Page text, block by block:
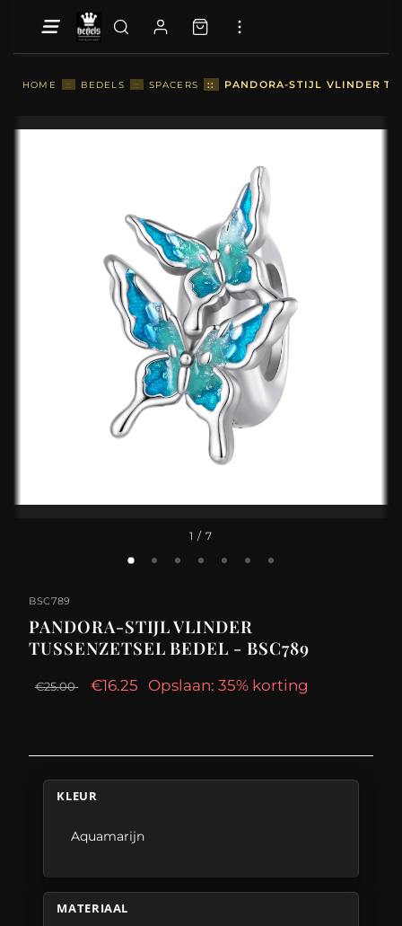
HOME :: BEDELS :: SPACERS :: PANDORA-STIJL VLINDER
1 / 7
BSC789
PANDORA-STIJL VLINDER
TUSSENZETSEL BEDEL - BSC789
€25.00 €16.25 Opslaan: 35% korting
KLEUR
Aquamarijn
MATERIAAL